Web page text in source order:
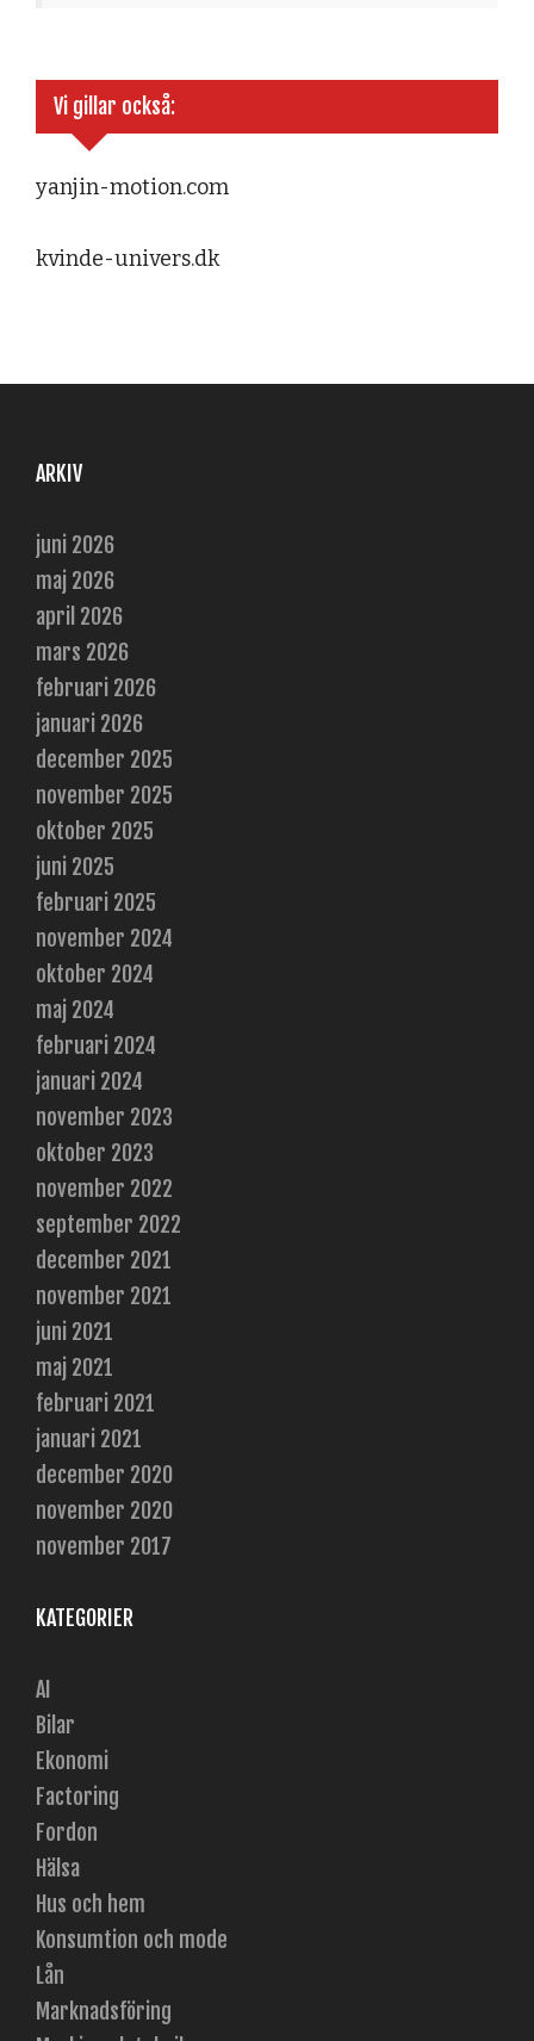
Vi gillar också:
yanjin-motion.com
kvinde-univers.dk
ARKIV
juni 2026
maj 2026
april 2026
mars 2026
februari 2026
januari 2026
december 2025
november 2025
oktober 2025
juni 2025
februari 2025
november 2024
oktober 2024
maj 2024
februari 2024
januari 2024
november 2023
oktober 2023
november 2022
september 2022
december 2021
november 2021
juni 2021
maj 2021
februari 2021
januari 2021
december 2020
november 2020
november 2017
KATEGORIER
AI
Bilar
Ekonomi
Factoring
Fordon
Hälsa
Hus och hem
Konsumtion och mode
Lån
Marknadsföring